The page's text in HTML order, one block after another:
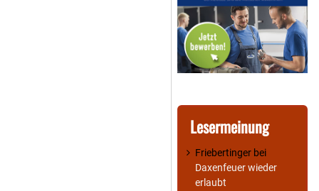
Lesermeinung
Friebertinger bei
Daxenfeuer wieder
erlaubt